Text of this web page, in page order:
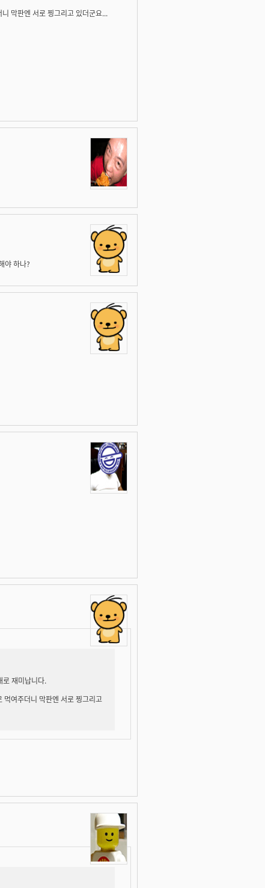
막판엔 서로 찡그리고 있더군요...
야 하나?
로 재미납니다.
먹여주더니 막판엔 서로 찡그리고